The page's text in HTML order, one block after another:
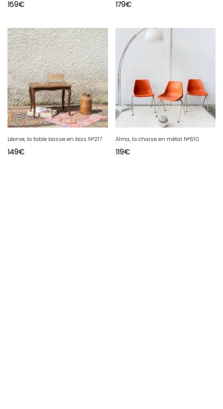
159€ 179€
Léonie, la table basse en bois N°217
149€
Alma, la chaise en métal N°610
119€